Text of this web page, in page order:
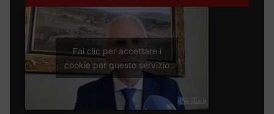
Fai clic per accettare i
cookie per questo servizio